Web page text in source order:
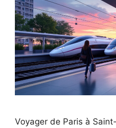
Voyager de Paris à